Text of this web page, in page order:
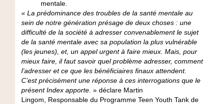
mentale.
« La prédominance des troubles de la santé mentale au
sein de notre génération présage de deux choses : une
difficulté de la société à adresser convenablement le sujet
de la santé mentale avec sa population la plus vulnérable
(les jeunes), et, un appel urgent à faire mieux. Mais, pour
mieux faire, il faut savoir quel problème adresser, comment
l’adresser et ce que les bénéficiaires finaux attendent.
C’est précisément une réponse à ces interrogations que le
présent Index apporte. » déclare Martin
Lingom, Responsable du Programme Teen Youth Tank de